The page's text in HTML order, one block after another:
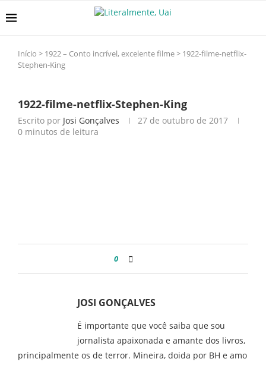
Início > 1922 – Conto incrível, excelente filme> 1922-filme-netflix-
Stephen-King
1922-filme-netflix-Stephen-King
Escrito por Josi Gonçalves
27 de outubro de 2017
0 minutos de leitura
0
JOSI GONÇALVES
É importante que você saiba que sou
jornalista apaixonada e amante dos livros,
principalmente os de terror. Mineira, doida por BH e amo